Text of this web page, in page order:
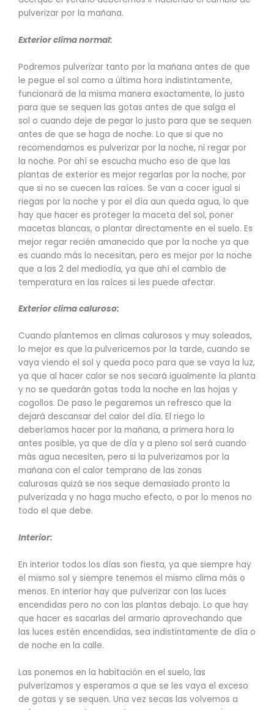
pulverizar por la mañana.
Exterior clima normal:
Podremos pulverizar tanto por la mañana antes de que
le pegue el sol como a última hora indistintamente,
funcionará de la misma manera exactamente, lo justo
para que se sequen las gotas antes de que salga el
sol o cuando deje de pegar lo justo para que se sequen
antes de que se haga de noche. Lo que si que no
recomendamos es pulverizar por la noche, ni regar por
la noche. Por ahí se escucha mucho eso de que las
plantas de exterior es mejor regarlas por la noche, por
que si no se cuecen las raíces. Se van a cocer igual si
riegas por la noche y por el día aun queda agua, lo que
hay que hacer es proteger la maceta del sol, poner
macetas blancas, o plantar directamente en el suelo. Es
mejor regar recién amanecido que por la noche ya que
es cuando más lo necesitan, pero es mejor por la noche
que a las 2 del mediodía, ya que ahí el cambio de
temperatura en las raíces si les puede afectar.
Exterior clima caluroso:
Cuando plantemos en climas calurosos y muy soleados,
lo mejor es que la pulvericemos por la tarde, cuando se
vaya viendo el sol y queda poco para que se vaya la luz,
ya que al hacer calor se nos secará igualmente la planta
y no se quedarán gotas toda la noche en las hojas y
cogollos. De paso le pegaremos un refresco que la
dejará descansar del calor del día. El riego lo
deberíamos hacer por la mañana, a primera hora lo
antes posible, ya que de día y a pleno sol será cuando
más agua necesiten, pero si la pulverizamos por la
mañana con el calor temprano de las zonas
calurosas quizá se nos seque demasiado pronto la
pulverizada y no haga mucho efecto, o por lo menos no
todo el que debe.
Interior:
En interior todos los días son fiesta, ya que siempre hay
el mismo sol y siempre tenemos el mismo clima más o
menos. En interior hay que pulverizar con las luces
encendidas pero no con las plantas debajo. Lo que hay
que hacer es sacarlas del armario aprovechando que
las luces estén encendidas, sea indistintamente de día o
de noche en la calle.
Las ponemos en la habitación en el suelo, las
pulverizamos y esperamos a que se les vaya el exceso
de gotas y se sequen. Una vez secas las volvemos a